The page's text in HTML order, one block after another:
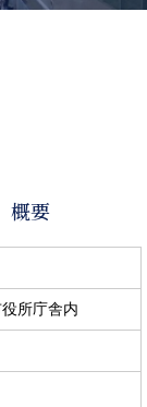
概要
所庁舎内